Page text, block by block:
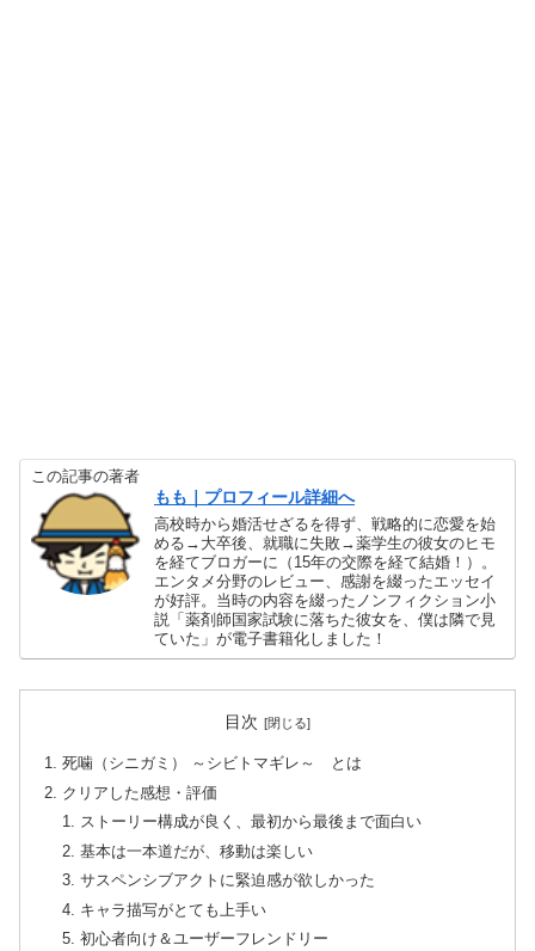
この記事の著者
もも｜プロフィール詳細へ
高校時から婚活せざるを得ず、戦略的に恋愛を始
める→大卒後、就職に失敗→薬学生の彼女のヒモ
を経てブロガーに（15年の交際を経て結婚！）。
エンタメ分野のレビュー、感謝を綴ったエッセイ
が好評。当時の内容を綴ったノンフィクション小
説「薬剤師国家試験に落ちた彼女を、僕は隣で見
ていた」が電子書籍化しました！
目次
死噛（シニガミ） ～シビトマギレ～ とは
クリアした感想・評価
ストーリー構成が良く、最初から最後まで面白い
基本は一本道だが、移動は楽しい
サスペンシブアクトに緊迫感が欲しかった
キャラ描写がとても上手い
初心者向け＆ユーザーフレンドリー